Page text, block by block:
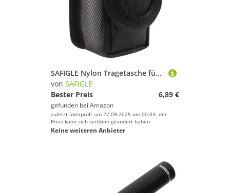
SAFIGLE Nylon Tragetasche für Blutsauerstoffmessgerät Schutzhülle Kompakte Aufbewahrungstasche für Reise und Alltag Schwarz
von SAFIGLE
Bester Preis
6,89 €
gefunden bei Amazon
zuletzt überprüft am 27.09.2025 um 00:03; der
Preis kann sich seitdem geändert haben.
Keine weiteren Anbieter